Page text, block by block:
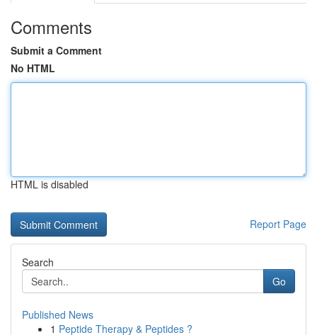
Comments
Submit a Comment
No HTML
HTML is disabled
Report Page
Search
Go
Published News
1 Peptide Therapy & Peptides ?